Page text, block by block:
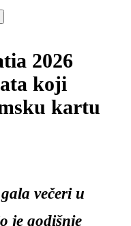
2026
koji
kartu
večeri u
je godišnje